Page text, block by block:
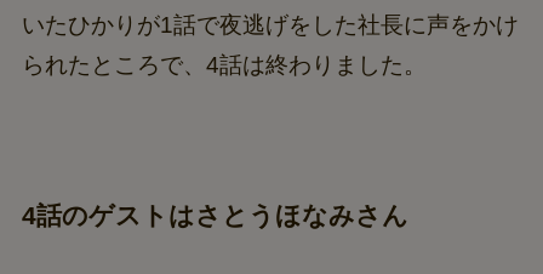
いたひかりが1話で夜逃げをした社長に声をかけ
られたところで、4話は終わりました。
4話のゲストはさとうほなみさん